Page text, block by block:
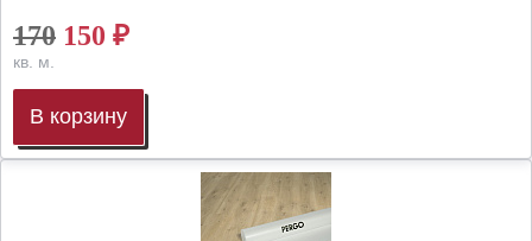
170 150 ₽
кв. м.
В корзину